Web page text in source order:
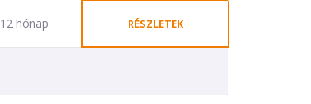
12 hónap RÉSZLETEK